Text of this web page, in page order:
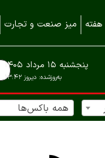
هفته میز صنعت و تجارت
به‌روزشده: دیروز ۱۳:۴۲
پنجشنبه ۱۵ مرداد ۱۴۰۵
همه باکس‌ها